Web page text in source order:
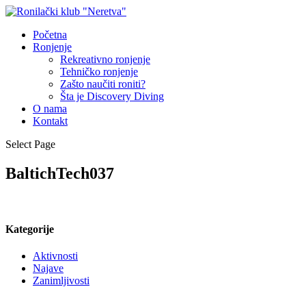
Početna
Ronjenje
Rekreativno ronjenje
Tehničko ronjenje
Zašto naučiti roniti?
Šta je Discovery Diving
O nama
Kontakt
Select Page
BaltichTech037
Kategorije
Aktivnosti
Najave
Zanimljivosti